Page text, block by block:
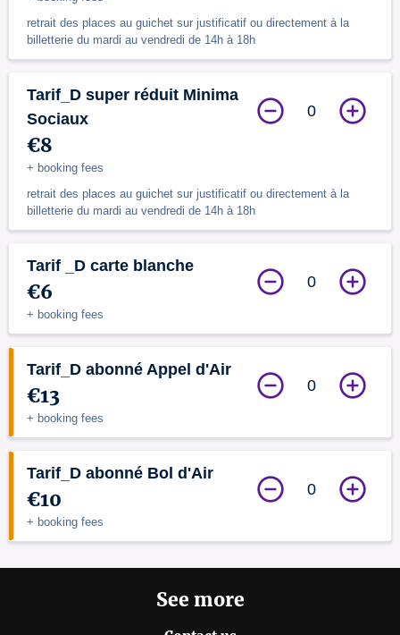
retrait des places au guichet sur justificatif ou directement à la
billetterie du mardi au vendredi de 14h à 18h
Tarif_D super réduit Minima
Sociaux
€8
+ booking fees
retrait des places au guichet sur justificatif ou directement à la
billetterie du mardi au vendredi de 14h à 18h
0
Tarif _D carte blanche
€6
+ booking fees
0
Tarif_D abonné Appel d'Air
€13
+ booking fees
0
Tarif_D abonné Bol d'Air
€10
+ booking fees
0
See more